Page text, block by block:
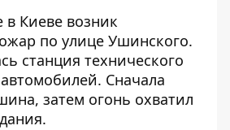
в Киеве возник
по улице Ушинского.
станция технического
Сначала
затем огонь охватил